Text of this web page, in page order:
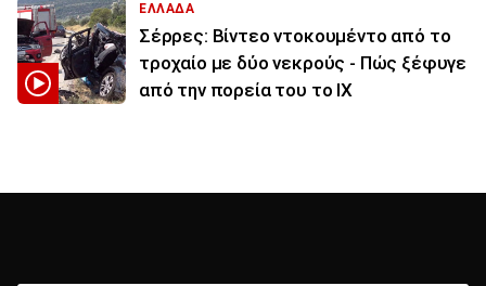
ΕΛΛΑΔΑ
Σέρρες: Βίντεο ντοκουμέντο από το
τροχαίο με δύο νεκρούς - Πώς ξέφυγε
από την πορεία του το ΙΧ